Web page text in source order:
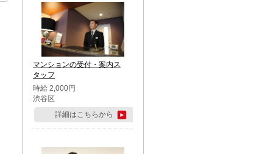
マンションの受付・案内ス
タッフ
時給 2,000円
渋谷区
詳細はこちらから